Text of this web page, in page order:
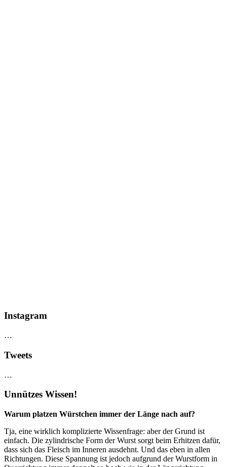
Instagram
…
Tweets
…
Unnützes Wissen!
Warum platzen Würstchen immer der Länge nach auf?
Tja, eine wirklich komplizierte Wissenfrage: aber der Grund ist
einfach. Die zylindrische Form der Wurst sorgt beim Erhitzen dafür,
dass sich das Fleisch im Inneren ausdehnt. Und das eben in allen
Richtungen. Diese Spannung ist jedoch aufgrund der Wurstform in